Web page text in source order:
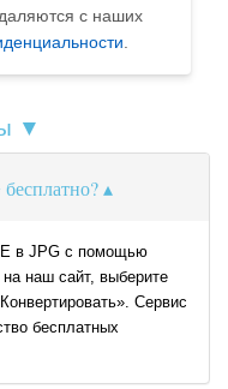
с наших
.
▼
в JPG с помощью
наш сайт, выберите
Сервис
бесплатных